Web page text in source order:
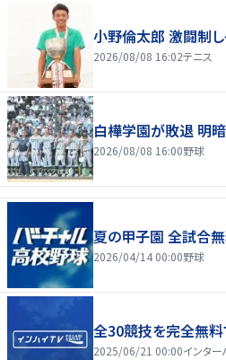
小野倫太郎 激闘制
2026/08/08 16:02テニス
白樺学園が敗退 明
2026/08/08 16:00野球
夏の甲子園 全試合無
2026/04/14 00:00野球
全30競技を完全無料
2025/06/21 00:00インタ